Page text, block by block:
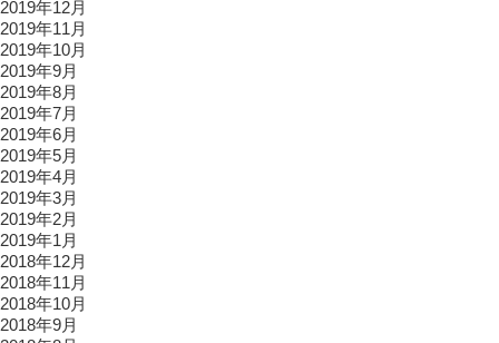
2019年12月
2019年11月
2019年10月
2019年9月
2019年8月
2019年7月
2019年6月
2019年5月
2019年4月
2019年3月
2019年2月
2019年1月
2018年12月
2018年11月
2018年10月
2018年9月